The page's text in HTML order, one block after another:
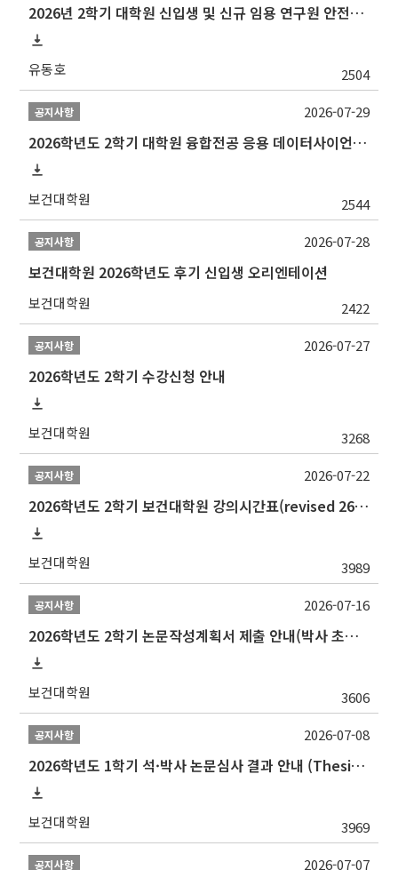
2026년 2학기 대학원 신입생 및 신규 임용 연구원 안전환경교육(신규교육) 실시 안내
유동호 2504
공지사항
2026학년도 2학기 대학원 융합전공 응용 데이터사이언스 선발 계획 알림
보건대학원 2544
2026-07-29
공지사항
보건대학원 2026학년도 후기 신입생 오리엔테이션
보건대학원 2422
2026-07-28
공지사항
2026학년도 2학기 수강신청 안내
보건대학원 3268
2026-07-27
공지사항
2026학년도 2학기 보건대학원 강의시간표(revised 260803)(2026 2nd SEMESTER SNU GSPH TIMETABLE)
보건대학원 3989
2026-07-22
공지사항
2026학년도 2학기 논문작성계획서 제출 안내(박사 초심 일정 포함)_Thesis Proposal
보건대학원 3606
2026-07-16
공지사항
2026학년도 1학기 석·박사 논문심사 결과 안내 (Thesis Defense Result)
보건대학원 3969
2026-07-08
공지사항 2026-07-07